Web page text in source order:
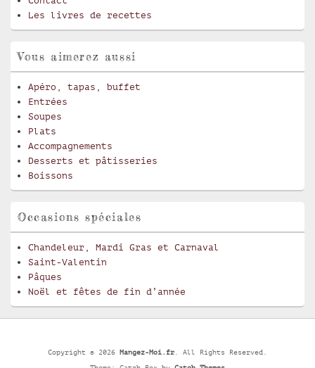
Les livres de recettes
Vous aimerez aussi
Apéro, tapas, buffet
Entrées
Soupes
Plats
Accompagnements
Desserts et pâtisseries
Boissons
Occasions spéciales
Chandeleur, Mardi Gras et Carnaval
Saint-Valentin
Pâques
Noël et fêtes de fin d’année
Copyright © 2026 Mangez-Moi.fr . All Rights Reserved.